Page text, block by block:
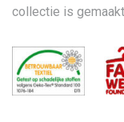
collectie is gemaakt